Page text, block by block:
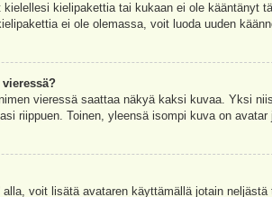
kielipakettia tai kukaan ei ole kääntänyt
ei ole olemassa, voit luoda uuden
vieressä saattaa näkyä kaksi kuvaa. Yksi
riippuen. Toinen, yleensä isompi kuva on
alla, voit lisätä avataren käyttämällä jotain